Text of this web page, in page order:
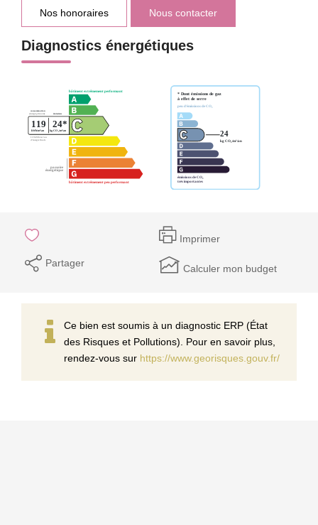
Nos honoraires Nous contacter
Diagnostics énergétiques
Imprimer
Partager Calculer mon budget
Ce bien est soumis à un diagnostic ERP (État
des Risques et Pollutions). Pour en savoir plus,
rendez-vous sur https://www.georisques.gouv.fr/